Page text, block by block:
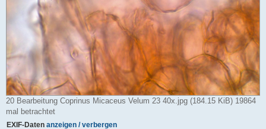
20 Bearbeitung Coprinus Micaceus Velum 23 40x.jpg (184.15 KiB) 19864
mal betrachtet
EXIF-Daten anzeigen / verbergen